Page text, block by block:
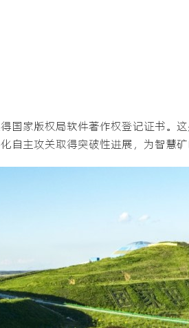
家版权局软件著作权登记证书。
主攻关取得突破性进展，为智慧矿